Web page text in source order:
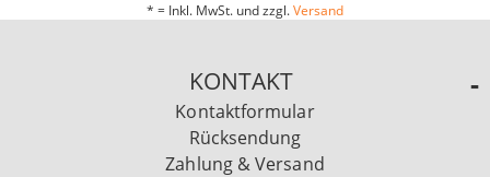
* = Inkl. MwSt. und zzgl.Versand
KONTAKT
Kontaktformular
Rücksendung
Zahlung & Versand